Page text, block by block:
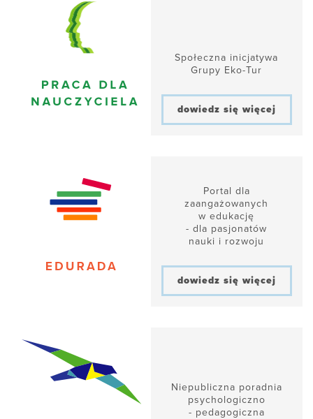
Społeczna inicjatywa
Grupy Eko-Tur
dowiedz się więcej
Portal dla
zaangażowanych
w edukację
- dla pasjonatów
nauki i rozwoju
dowiedz się więcej
Niepubliczna poradnia
psychologiczno
- pedagogiczna